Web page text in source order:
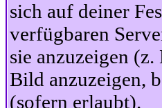
sich auf deiner
verfügbaren
sie anzuzeigen
Bild anzuzeigen,
(sofern erlaubt).